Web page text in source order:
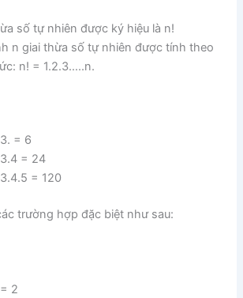
số tự nhiên được ký hiệu là n!
n giai thừa số tự nhiên được tính theo
n! = 1.2.3…..n.
= 6
= 24
= 120
trường hợp đặc biệt như sau:
2